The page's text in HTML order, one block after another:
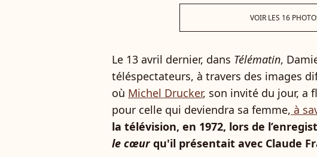
VOIR LES 16
Le 13 avril dernier, dans Télématin,
téléspectateurs, à travers des images
où Michel Drucker, son invité du jour, a
pour celle qui deviendra sa femme, à
la télévision, en 1972, lors de
le cœurqu'il présentait avec Claude